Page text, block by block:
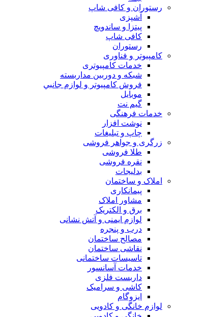
رستوران و کافی شاپ
آشپزی
پیتزا و ساندویچ
کافی شاپ
رستوران
کامپیوتر و فناوری
خدمات کامپیوتری
شبكه و دوربين مداربسته
فروش كامپيوتر و لوازم جانبي
موبایل
گیم نت
خدمات فرهنگی
نوشت افزار
چاپ و تبلیغات
زرگری و جواهر فروشی
طلا فروشی
نقره فروشی
بدلیجات
املاک و ساختمان
پیمانکاری
مشاور املاک
برق و الکتریک
لوازم ایمنی و آتش نشانی
درب و پنجره
مصالح ساختمان
نقاشی ساختمان
تاسیسات ساختمانی
خدمات آسانسور
داربست فلزی
کاشی و سرامیک
ایزوگام
لوازم خانگی و کادویی